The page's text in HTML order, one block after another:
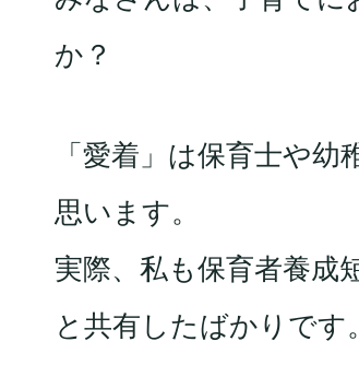
か？
「愛着」は保育士や
思います。
実際、私も保育者養成
と共有したばかりで